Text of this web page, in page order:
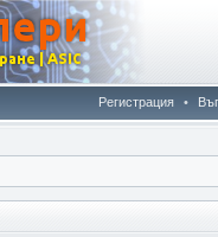
Регистрация •